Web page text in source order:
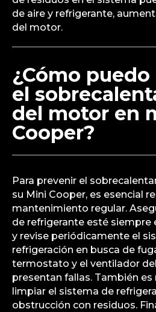
de aire y refrigerante,
del motor.
¿Cómo
el
del motor en
Cooper?
Para prevenir el
su Mini Cooper, es esencial
mantenimiento regular.
de refrigerante esté siempre
y revise periódicamente el
refrigeración en busca de
termostato y el ventilador
presentan fallas. También
limpiar el sistema de
obstrucción con residuos.